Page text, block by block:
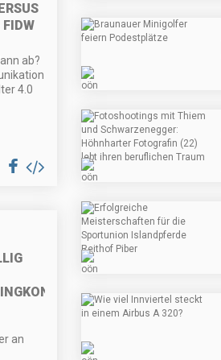
ab?
4.0
an